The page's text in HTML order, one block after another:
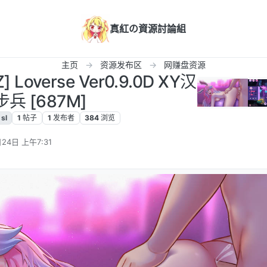
真紅の資源討論組
主页 资源发布区 网赚盘资源
Loverse Ver0.9.0D XY汉
兵 [687M]
sl 1 帖子 1 发布者 384 浏览
日 上午7:31